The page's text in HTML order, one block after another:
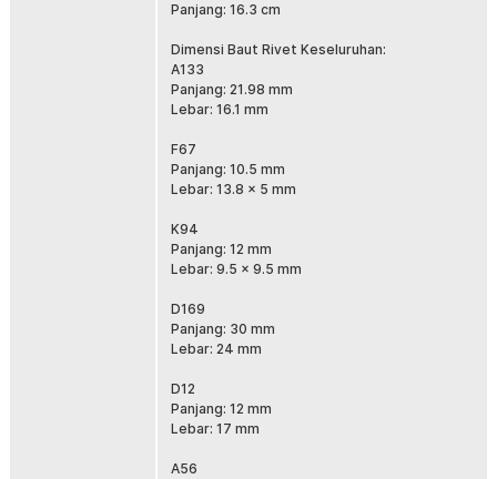
Desain Rivet Universal
Dirancang dengan standar ukuran otomotif universal, klip-klip ini
cocok untuk berbagai tipe dan merek mobil Jepang maupun Asia
lainnya. Cocok digunakan untuk penggantian klip bawaan yang
hilang, patah, atau aus. Memberikan hasil rapi dan kokoh seperti
Ideal untuk Mekanik dan DIY Otomotif
Baik untuk penggunaan bengkel, detailing, atau pemilik mobil yang
hobi memperbaiki sendiri, paket ini memberikan fleksibilitas penuh.
ekonomis, dan selalu siap saat dibutuhkan.
Rincian yang Anda dapatkan untuk pembelian produk ini:
Panjang: 16.3 cm
Dimensi Baut Rivet Keseluruhan:
A133
Panjang: 21.98 mm
Lebar: 16.1 mm
F67
Panjang: 10.5 mm
Lebar: 13.8 x 5 mm
K94
Panjang: 12 mm
Lebar: 9.5 x 9.5 mm
D169
Panjang: 30 mm
Lebar: 24 mm
D12
Panjang: 12 mm
Lebar: 17 mm
A56